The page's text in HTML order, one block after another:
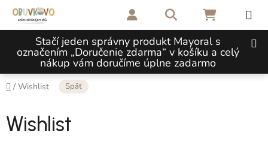
Prejsť na obsah
Stačí jeden správny produkt Mayoral s
označením „Doručenie zdarma“ v košíku a celý
nákup vám doručíme úplne zadarmo
Hľadať NÁKUPNÝ
Domov
/ Wishlist Späť
Wishlist